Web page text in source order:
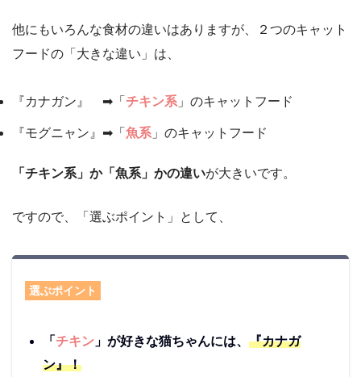
他にもいろんな食材の違いはありますが、２つのキャット
フードの「大きな違い」は、
『カナガン』 ➡「 チキン系 」のキャットフード
『モグニャン』➡「 魚系 」のキャットフード
「チキン系」か「魚系」かの違いが大きいです。
ですので、「選ぶポイント」として、
選ぶポイント
「 チキン 」が好きな猫ちゃんには、『カナガ
ン』！